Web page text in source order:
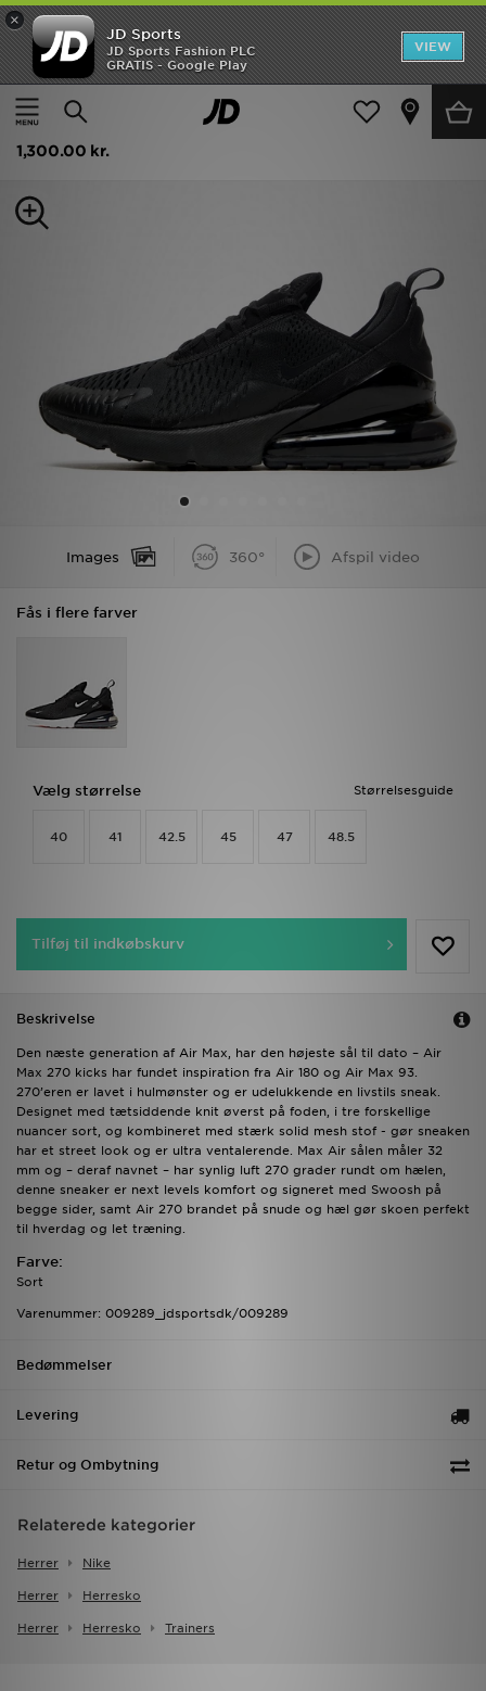
×
JD Sports
JD Sports Fashion PLC
GRATIS - Google Play
VIEW
Hjem
Herrer Herresko Trainers
Nike Air Max 270 Herre
1,300.00 kr.
Images 360° Afspil video
Fås i flere farver
Størrelsesguide
Vælg størrelse
40 41 42.5 45 47 48.5
Tilføj til indkøbskurv
Beskrivelse
Den næste generation af Air Max, har den højeste sål til dato – Air
Max 270 kicks har fundet inspiration fra Air 180 og Air Max 93.
270’eren er lavet i hulmønster og er udelukkende en livstils sneak.
Designet med tætsiddende knit øverst på foden, i tre forskellige
nuancer sort, og kombineret med stærk solid mesh stof - gør sneaken
har et street look og er ultra ventalerende. Max Air sålen måler 32
mm og – deraf navnet – har synlig luft 270 grader rundt om hælen,
denne sneaker er next levels komfort og signeret med Swoosh på
begge sider, samt Air 270 brandet på snude og hæl gør skoen perfekt
til hverdag og let træning.
Farve:
Sort
Varenummer: 009289_jdsportsdk/009289
Bedømmelser
Levering
Retur og Ombytning
Relaterede kategorier
Herrer Nike
Herrer Herresko
Herrer Herresko Trainers
Hjem
Udsalg
Damer
Brands
Fodbold
Hjælp & information
JD Blog